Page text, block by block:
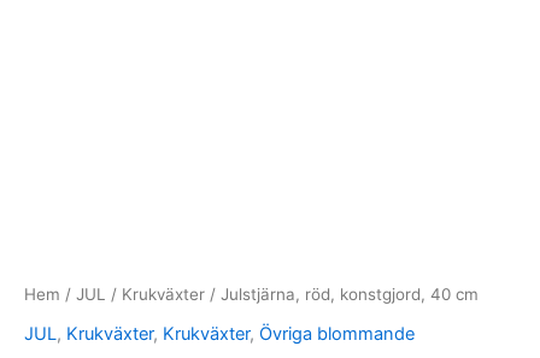
Hem / JUL / Krukväxter / Julstjärna, röd, konstgjord, 40 cm
JUL, Krukväxter, Krukväxter, Övriga blommande